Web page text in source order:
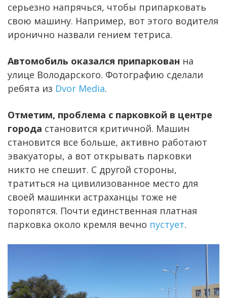
серьезно напрячься, чтобы припарковать
свою машину. Например, вот этого водителя
иронично назвали гением тетриса.
Автомобиль оказался припаркован на
улице Володарского. Фотографию сделали
ребята из Dvor Media.
Отметим, проблема с парковкой в центре
города становится критичной. Машин
становится все больше, активно работают
эвакуаторы, а вот открывать парковки
никто не спешит. С другой стороны,
тратиться на цивилизованное место для
своей машинки астраханцы тоже не
торопятся. Почти единственная платная
парковка около кремля вечно пустует.